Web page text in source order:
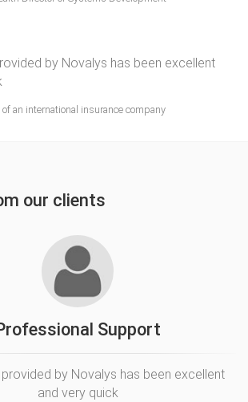
by Novalys has been excellent
of an international insurance company
our clients
Support
by Novalys has been excellent
and very quick